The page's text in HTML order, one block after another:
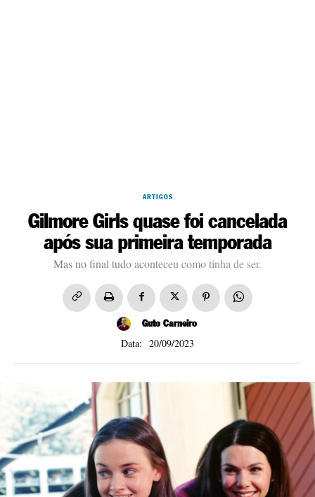
ARTIGOS
Gilmore Girls quase foi cancelada
após sua primeira temporada
Mas no final tudo aconteceu como tinha de ser.
Guto Carneiro
Data: 20/09/2023